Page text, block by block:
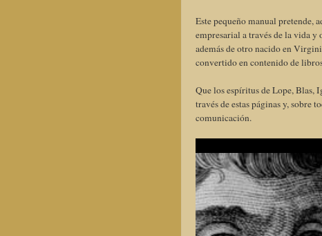
Este pequeño manual pretende,
empresarial a través de la vida y
además de otro nacido en
convertido en contenido de
Que los espíritus de Lope, Blas,
través de estas páginas y, sobre
comunicación.